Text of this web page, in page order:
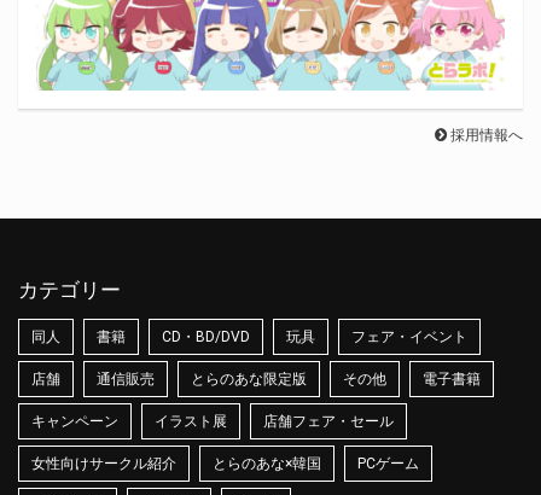
採用情報へ
カテゴリー
同人 書籍 CD・BD/DVD 玩具 フェア・イベント
店舗 通信販売 とらのあな限定版 その他 電子書籍
キャンペーン イラスト展 店舗フェア・セール
女性向けサークル紹介 とらのあな×韓国 PCゲーム